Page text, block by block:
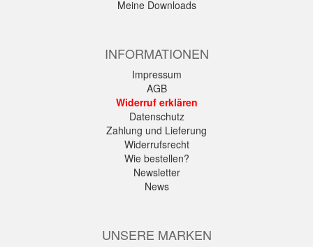
Meine Downloads
INFORMATIONEN
Impressum
AGB
Widerruf erklären
Datenschutz
Zahlung und Lieferung
Widerrufsrecht
Wie bestellen?
Newsletter
News
UNSERE MARKEN